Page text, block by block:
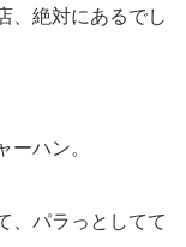
、絶対にあるでし
ーハン。
、パラっとしてて